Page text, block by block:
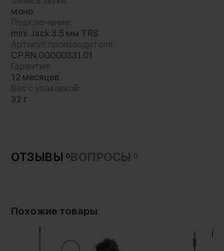
моно
Подключение:
mini Jack 3.5 мм TRS
Артикул производителя:
CP.RN.00000331.01
Гарантия:
12 месяцев
Вес с упаковкой:
32 г
ОТЗЫВЫ 0ВОПРОСЫ 0
Похожие товары